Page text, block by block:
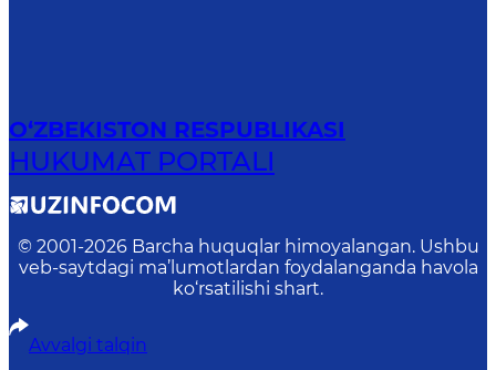
O‘ZBEKISTON RESPUBLIKASI
HUKUMAT PORTALI
© 2001-2026 Barcha huquqlar himoyalangan. Ushbu
veb-saytdagi ma’lumotlardan foydalanganda havola
ko‘rsatilishi shart.
Avvalgi talqin